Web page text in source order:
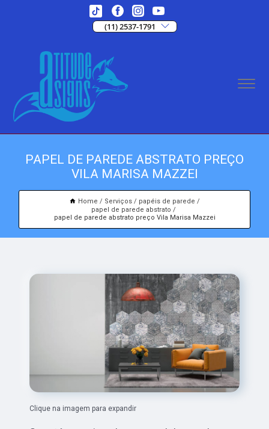
(11) 2537-1791
PAPEL DE PAREDE ABSTRATO PREÇO
VILA MARISA MAZZEI
Home Serviços
papéis de parede
papel de parede abstrato
papel de parede abstrato preço Vila Marisa Mazzei
Clique na imagem para expandir